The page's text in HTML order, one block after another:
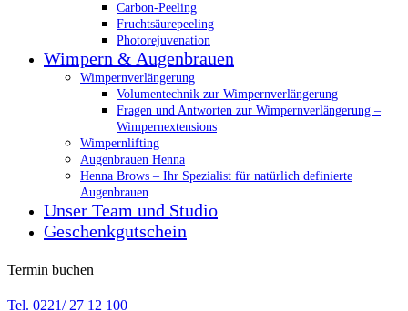
Carbon-Peeling
Fruchtsäurepeeling
Photorejuvenation
Wimpern & Augenbrauen
Wimpernverlängerung
Volumentechnik zur Wimpernverlängerung
Fragen und Antworten zur Wimpernverlängerung –
Wimpernextensions
Wimpernlifting
Augenbrauen Henna
Henna Brows – Ihr Spezialist für natürlich definierte
Augenbrauen
Unser Team und Studio
Geschenkgutschein
Termin buchen
Tel. 0221/ 27 12 100